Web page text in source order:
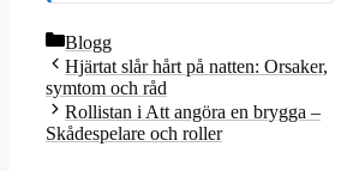
Kategorier
Blogg
Hjärtat slår hårt på natten: Orsaker,
symtom och råd
Rollistan i Att angöra en brygga –
Skådespelare och roller